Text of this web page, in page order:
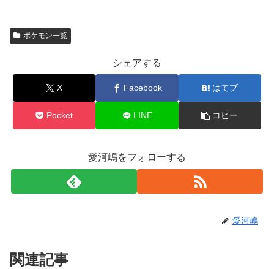
ポケモン一覧
シェアする
X Facebook はてブ
Pocket LINE コピー
愛河嶋をフォローする
愛河嶋
関連記事